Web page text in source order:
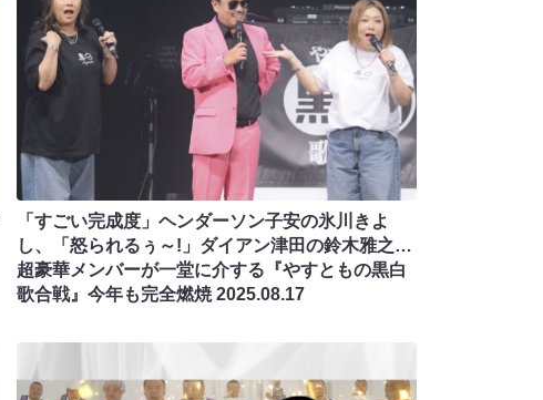
「すごい完成度」ヘンダーソン子安の氷川きよ
し、「怒られるぅ～!」ダイアン津田の鈴木雅之…
超豪華メンバーが一堂に介する『やすともの黒白
歌合戦』今年も完全燃焼 2025.08.17